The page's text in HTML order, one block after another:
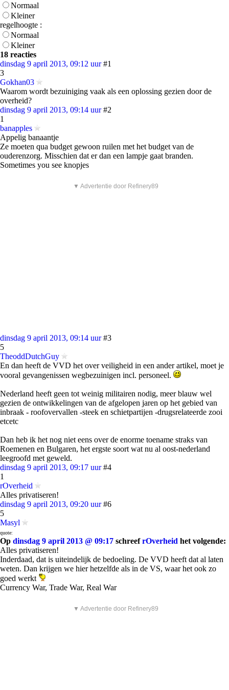
Normaal
Kleiner
regelhoogte :
Normaal
Kleiner
18 reacties
dinsdag 9 april 2013, 09:12 uur #1
3
Gokhan03
Waarom wordt bezuiniging vaak als een oplossing gezien door de
overheid?
dinsdag 9 april 2013, 09:14 uur #2
1
banapples
Appelig banaantje
Ze moeten qua budget gewoon ruilen met het budget van de
ouderenzorg. Misschien dat er dan een lampje gaat branden.
Sometimes you see knopjes
▼ Advertentie door Refinery89
dinsdag 9 april 2013, 09:14 uur #3
5
TheoddDutchGuy
En dan heeft de VVD het over veiligheid in een ander artikel, moet je
vooral gevangenissen wegbezuinigen incl. personeel.
Nederland heeft geen tot weinig militairen nodig, meer blauw wel
gezien de ontwikkelingen van de afgelopen jaren op het gebied van
inbraak - roofovervallen -steek en schietpartijen -drugsrelateerde zooi
etcetc
Dan heb ik het nog niet eens over de enorme toename straks van
Roemenen en Bulgaren, het ergste soort wat nu al oost-nederland
leegroofd met geweld.
dinsdag 9 april 2013, 09:17 uur #4
1
rOverheid
Alles privatiseren!
dinsdag 9 april 2013, 09:20 uur #6
5
Masyl
quote:
Op dinsdag 9 april 2013 @ 09:17 schreefrOverheid het volgende:
Alles privatiseren!
Inderdaad, dat is uiteindelijk de bedoeling. De VVD heeft dat al laten
weten. Dan krijgen we hier hetzelfde als in de VS, waar het ook zo
goed werkt
Currency War, Trade War, Real War
▼ Advertentie door Refinery89